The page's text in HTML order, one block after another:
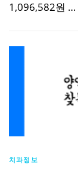
1,096,582원 …
치과정보